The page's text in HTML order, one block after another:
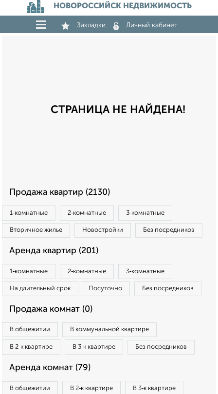
НОВОРОССИЙСК НЕДВИЖИМОСТЬ
Закладки Личный кабинет
СТРАНИЦА НЕ НАЙДЕНА!
Продажа квартир (2130)
1‑комнатные 2‑комнатные 3‑комнатные
Вторичное жилье Новостройки Без посредников
Аренда квартир (201)
1‑комнатные 2‑комнатные 3‑комнатные
На длительный срок Посуточно Без посредников
Продажа комнат (0)
В общежитии В коммунальной квартире
В 2‑к квартире В 3‑к квартире Без посредников
Аренда комнат (79)
В общежитии В 2‑к квартире В 3‑к квартире